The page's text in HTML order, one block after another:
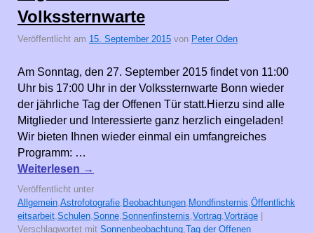
Volkssternwarte
Veröffentlicht am 15. September 2015 von Peter Oden
Am Sonntag, den 27. September 2015 findet von 11:00
Uhr bis 17:00 Uhr in der Volkssternwarte Bonn wieder
der jährliche Tag der Offenen Tür statt.Hierzu sind alle
Mitglieder und Interessierte ganz herzlich eingeladen!
Wir bieten Ihnen wieder einmal ein umfangreiches
Programm: …
Weiterlesen →
Veröffentlicht unter
Allgemein Astrofotografie Beobachtungen Mondfinsternis Öffentlichk
eitsarbeit Schulen Sonne Sonnenfinsternis Vortrag Vorträge
Verschlagwortet mit Sonnenbeobachtung Tag der Offenen